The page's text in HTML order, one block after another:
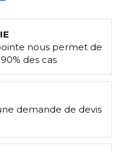
nous permet de
des cas
demande de devis